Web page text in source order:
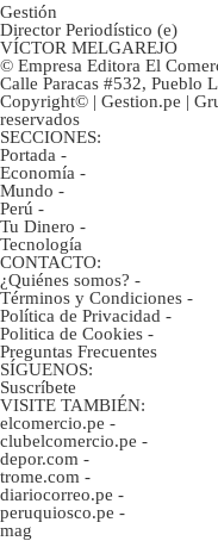
Gestión
Director Periodístico (e)
VÍCTOR MELGAREJO
© Empresa Editora El
Calle Paracas #532, Pueblo
Copyright© | Gestion.pe |
reservados
SECCIONES:
Portada -
Economía -
Mundo -
Perú -
Tu Dinero -
Tecnología
CONTACTO:
¿Quiénes somos? -
Términos y Condiciones -
Política de Privacidad -
Politica de Cookies -
Preguntas Frecuentes
SÍGUENOS:
Suscríbete
VISITE TAMBIÉN:
elcomercio.pe -
clubelcomercio.pe -
depor.com -
trome.com -
diariocorreo.pe -
peruquiosco.pe -
mag